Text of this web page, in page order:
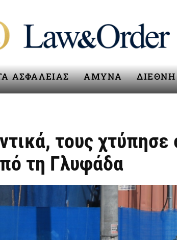
ΑΣΦΑΛΕΙΑΣ ΑΜΥΝΑ ΔΙΕΘΝΗ
τους χτύπησε
τη Γλυφάδα